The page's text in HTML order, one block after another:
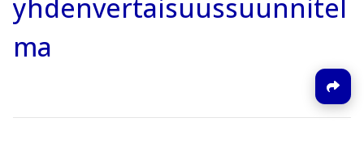
yhdenvertaisuussuunnitel
ma